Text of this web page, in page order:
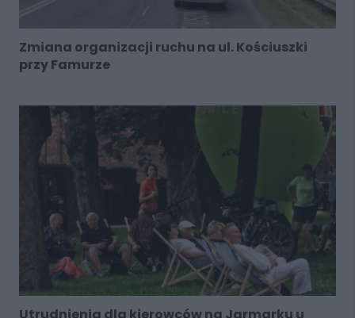
Zmiana organizacji ruchu na ul. Kościuszki
przy Famurze
Utrudnienia dla kierowców na Jarmarku u